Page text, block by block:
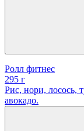
Ролл фитнес
295 г
Рис, нори, лосось,
авокадо.